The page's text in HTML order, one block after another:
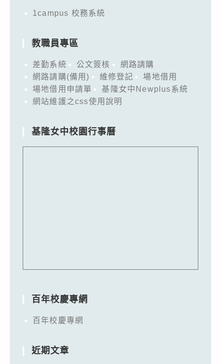
1campus 校務系統
教職員專區
差勤系統 公文簽核
網路請購
網路請購(備用)
維修登記
場地借用
場地借用申請單
基隆女中Newplus系統
網站維護之css使用說明
基隆女中校園行事曆
百年校慶專網
百年校慶專網
近期文章